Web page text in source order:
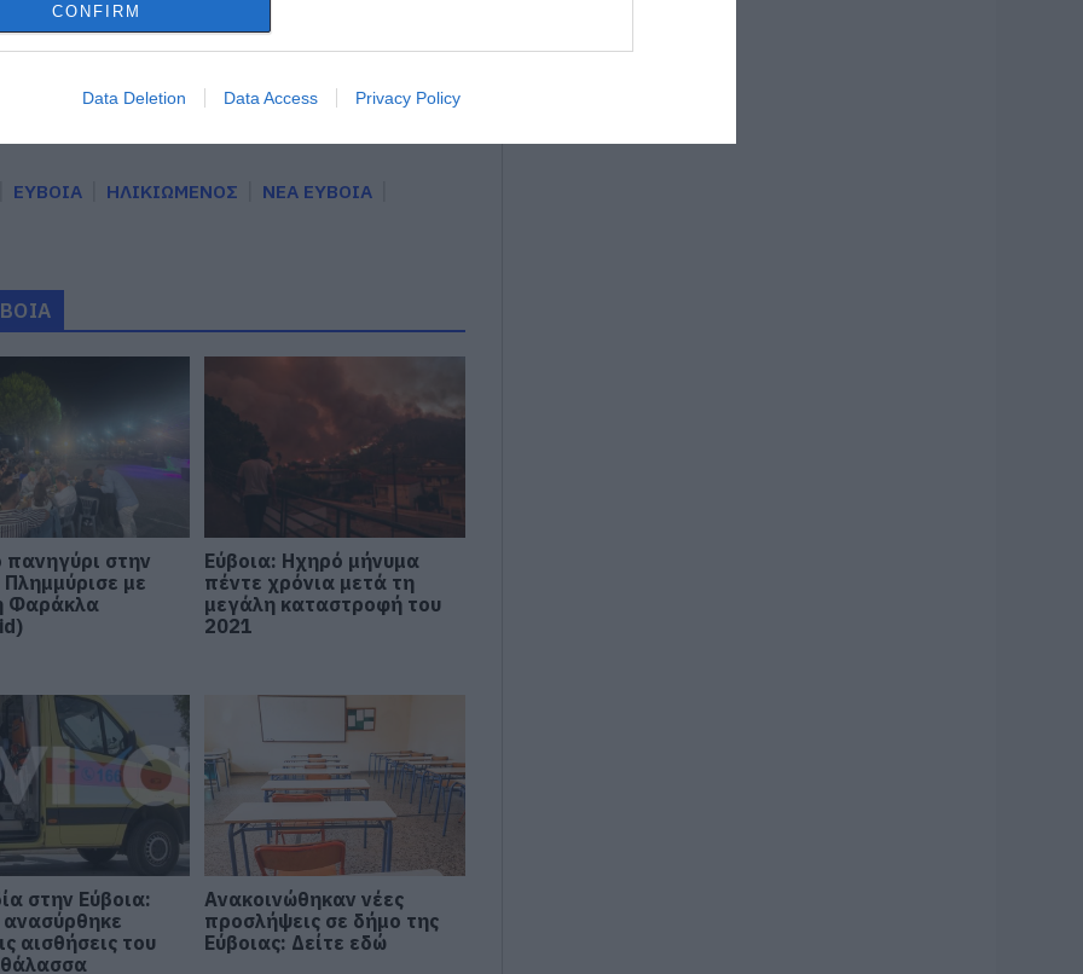
CONFIRM
Data Deletion Data Access Privacy Policy
Εύβοια
για τηνΕλλάδα και τονΚόσμοστο
ΕΥΒΟΙΑ ΗΛΙΚΙΩΜΕΝΟΣ
ΝΕΑ ΕΥΒΟΙΑ
στην
Πλημμύρισε με
Φαράκλα
Εύβοια: Ηχηρό μήνυμα
πέντε χρόνια μετά τη
μεγάλη καταστροφή του
2021
στην Εύβοια:
αισθήσεις του
Ανακοινώθηκαν νέες
προσλήψεις σε δήμο της
Εύβοιας: Δείτε εδώ